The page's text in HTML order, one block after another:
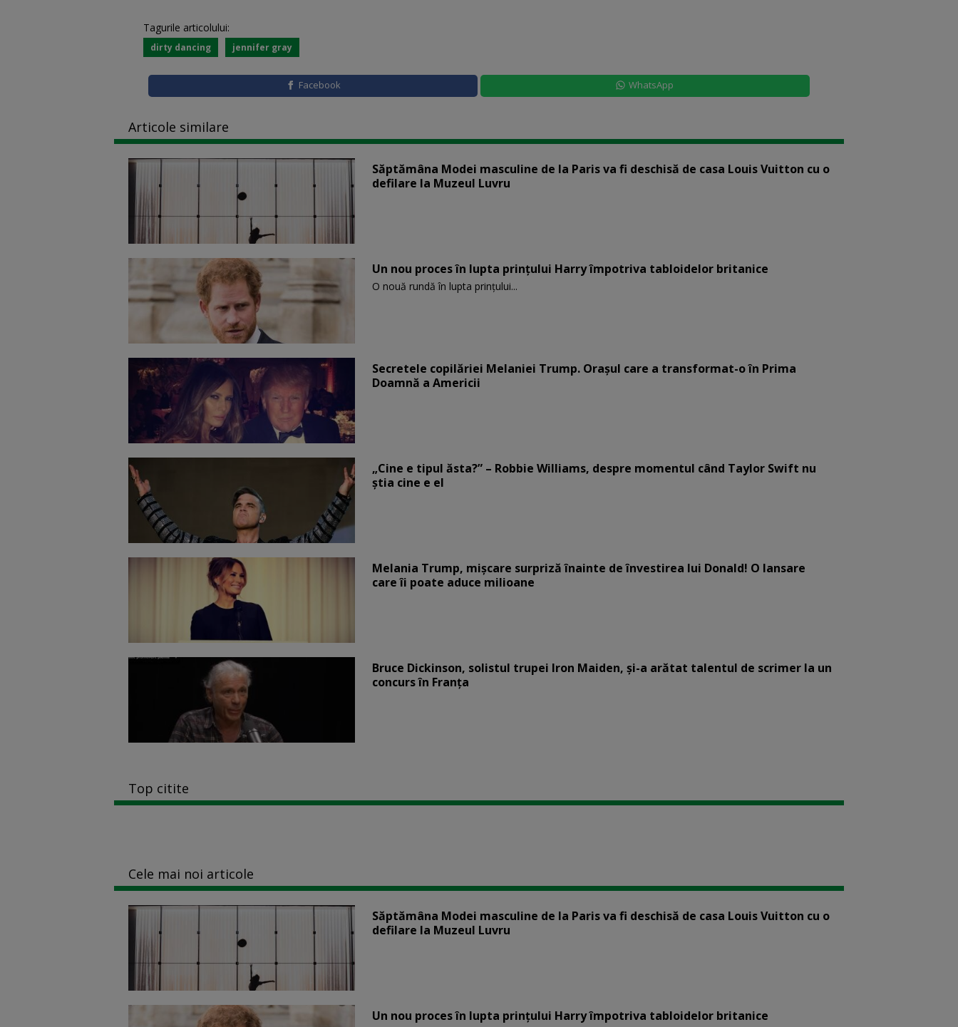
Tagurile articolului:
dirty dancing jennifer gray
Facebook WhatsApp
Articole similare
Săptămâna Modei masculine de la Paris va fi deschisă de casa Louis Vuitton cu o
defilare la Muzeul Luvru
Un nou proces în lupta prinţului Harry împotriva tabloidelor britanice
O nouă rundă în lupta prinţului...
Secretele copilăriei Melaniei Trump. Orașul care a transformat-o în Prima
Doamnă a Americii
„Cine e tipul ăsta?” – Robbie Williams, despre momentul când Taylor Swift nu
știa cine e el
Melania Trump, mișcare surpriză înainte de învestirea lui Donald! O lansare
care îi poate aduce milioane
Bruce Dickinson, solistul trupei Iron Maiden, şi-a arătat talentul de scrimer la un
concurs în Franţa
Top citite
Cele mai noi articole
Săptămâna Modei masculine de la Paris va fi deschisă de casa Louis Vuitton cu o
defilare la Muzeul Luvru
Un nou proces în lupta prinţului Harry împotriva tabloidelor britanice